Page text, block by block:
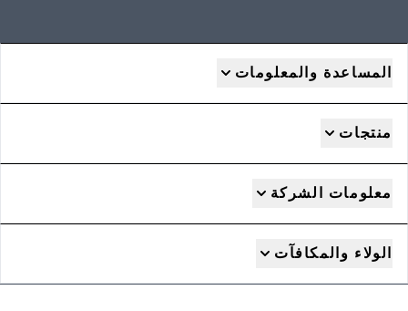
المساعدة والمعلومات
منتجات
معلومات الشركة
الولاء والمكافآت